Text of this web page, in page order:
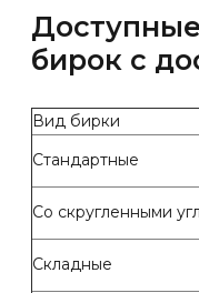
бирок с
Вид бирки
Стандартные
Со скругленными
Складные